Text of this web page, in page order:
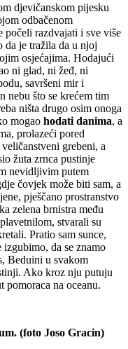
djevičanskom pijesku
odbačenom
počeli razdvajati i sve više
da je tražila da u njoj
osjećajima. Hodajući
ni glad, ni žeđ, ni
savršeni mir i
nebu što se krećem tim
ništa drugo osim onoga
mogao hodati danima, a
prolazeći pored
grebeni, a
žuta zrnca pustinje
nevidljivim putem
čovjek može biti sam, a
pješčano prostranstvo
zelena brnistra među
stvarali su
Pratio sam sunce,
da se znamo
Beduini u svakom
Ako kroz nju putuju
pomoraca na oceanu.
(foto Joso Gracin)